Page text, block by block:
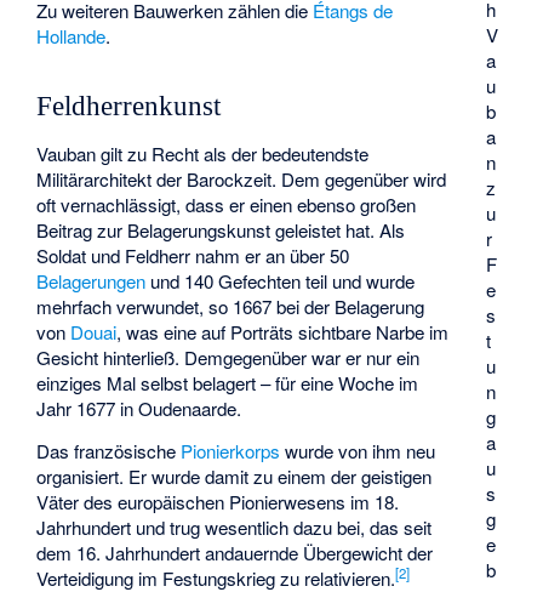
h
V
a
u
b
a
n
z
u
r
F
e
s
t
u
n
g
a
u
s
g
e
b
Zu weiteren Bauwerken zählen die Étangs de
Hollande.
Feldherrenkunst
Vauban gilt zu Recht als der bedeutendste
Militärarchitekt der Barockzeit. Dem gegenüber wird
oft vernachlässigt, dass er einen ebenso großen
Beitrag zur Belagerungskunst geleistet hat. Als
Soldat und Feldherr nahm er an über 50
Belagerungen und 140 Gefechten teil und wurde
mehrfach verwundet, so 1667 bei der Belagerung
von Douai, was eine auf Porträts sichtbare Narbe im
Gesicht hinterließ. Demgegenüber war er nur ein
einziges Mal selbst belagert – für eine Woche im
Jahr 1677 in Oudenaarde.
Das französische Pionierkorps wurde von ihm neu
organisiert. Er wurde damit zu einem der geistigen
Väter des europäischen Pionierwesens im 18.
Jahrhundert und trug wesentlich dazu bei, das seit
dem 16. Jahrhundert andauernde Übergewicht der
Verteidigung im Festungskrieg zu relativieren.[2]